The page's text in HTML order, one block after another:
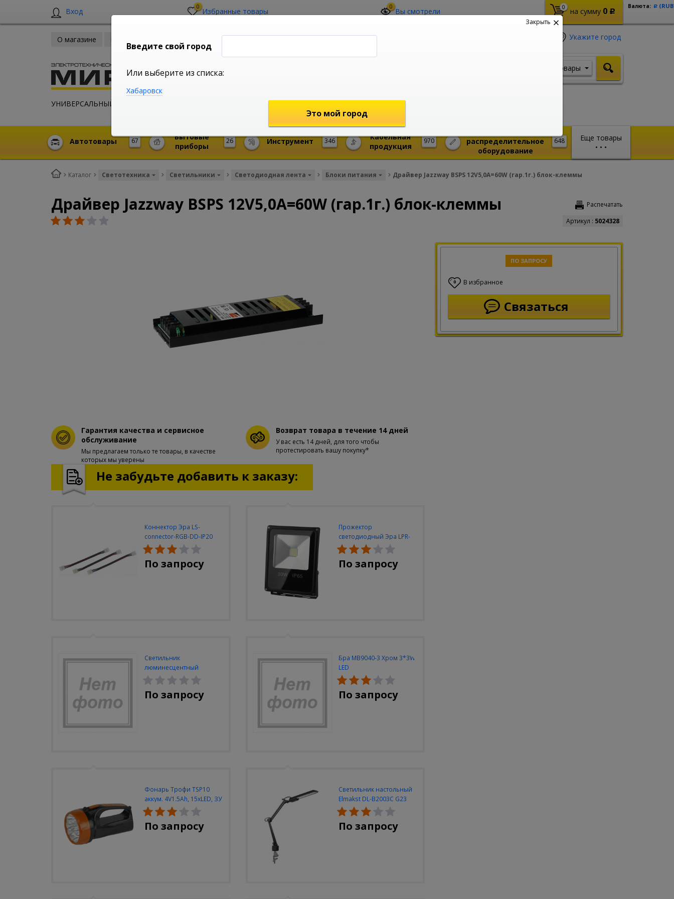
Вход 0 Избранные товары 0 Вы смотрели 0 на сумму 0 Р
Валюта: Р
О магазине
УНИВЕРСАЛЬНЫЙ ИНТЕРНЕТ МАГАЗИН
Укажите город
shop@mireks.ru
Товары
Еще товары
• • •
67
Автотовары 26
Бытовые
приборы
346
Инструмент 970
Кабельная
продукция
648
распределительное
оборудование
Каталог Светотехника Светильники Светодиодная лента Блоки питания Драйвер Jazzway BSPS 12V5,0A=60W (гар.1г.) блок-клеммы
Распечатать
Драйвер Jazzway BSPS 12V5,0A=60W (гар.1г.) блок-клеммы
Артикул : 5024328
ПО ЗАПРОСУ
0 В избранное
Связаться
Гарантия качества и сервисное
обслуживание
Мы предлагаем только те товары, в качестве
которых мы уверены
Возврат товара в течение 14 дней
У вас есть 14 дней, для того чтобы
протестировать вашу покупку*
Не забудьте добавить к заказу:
Коннектор Эра LS-
connector-RGB-DD-IP20
(3шт/уп)
По запросу
Прожектор
светодиодный Эра LPR-
30W-6500K-M
По запросу
Светильник
люминесцентный
Navigator NEL-A2-E130-T4-
840/WH
По запросу
Бра MB9040-3 Хром 3*3W
LED
По запросу
Фонарь Трофи TSP10
аккум. 4V1.5Ah, 15xLED, ЗУ
вилка 220V
По запросу
Светильник настольный
Elmakst DL-B2003C G23
черный струбцина
По запросу
Закрыть
Введите свой город
Или выберите из списка:
Хабаровск
Это мой город